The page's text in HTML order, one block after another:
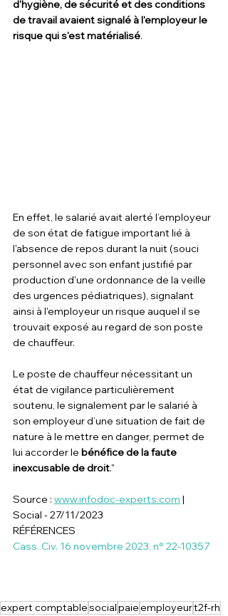
d'hygiène, de sécurité et des conditions
de travail avaient signalé à l'employeur le
risque qui s'est matérialisé.
En effet, le salarié avait alerté l’employeur
de son état de fatigue important lié à
l'absence de repos durant la nuit (souci
personnel avec son enfant justifié par
production d'une ordonnance de la veille
des urgences pédiatriques), signalant
ainsi à l'employeur un risque auquel il se
trouvait exposé au regard de son poste
de chauffeur.
Le poste de chauffeur nécessitant un
état de vigilance particulièrement
soutenu, le signalement par le salarié à
son employeur d’une situation de fait de
nature à le mettre en danger, permet de
lui accorder le bénéfice de la faute
inexcusable de droit."
Source : www.infodoc-experts.com |
Social - 27/11/2023
RÉFÉRENCES
Cass. Civ. 16 novembre 2023, n° 22-10357
expert comptablesocialpaieemployeurt2f-rh